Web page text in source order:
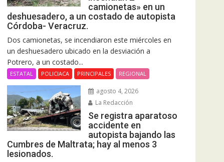
camionetas» en un
deshuesadero, a un costado de autopista
Córdoba- Veracruz.
Dos camionetas, se incendiaron este miércoles en
un deshuesadero ubicado en la desviación a
Potrero, a un costado...
ESTATAL POLICIACA PRINCIPALES REGIONAL
agosto 4, 2026
La Redacción
Se registra aparatoso
accidente en
autopista bajando las
Cumbres de Maltrata; hay al menos 3
lesionados.